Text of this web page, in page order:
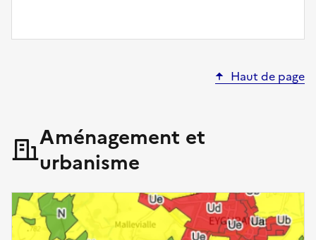
Haut de page
Aménagement et
urbanisme